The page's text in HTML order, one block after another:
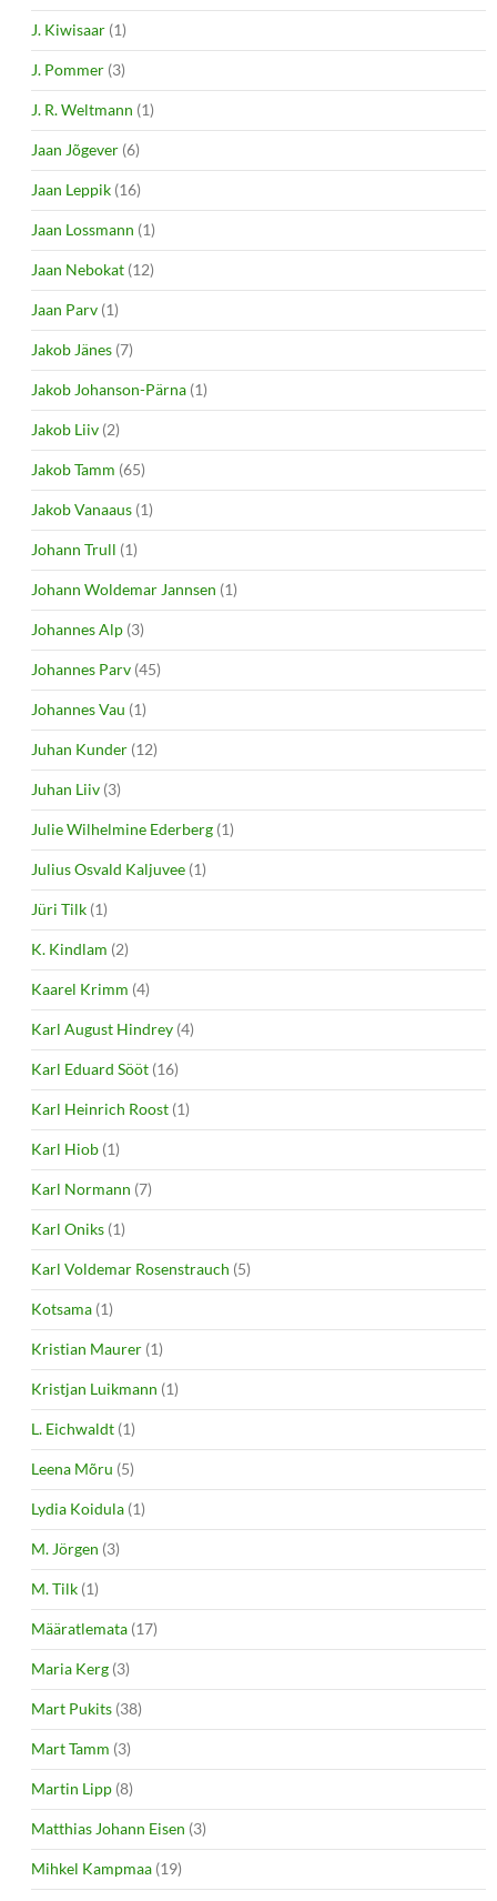
J. Kiwisaar (1)
J. Pommer (3)
J. R. Weltmann (1)
Jaan Jõgever (6)
Jaan Leppik (16)
Jaan Lossmann (1)
Jaan Nebokat (12)
Jaan Parv (1)
Jakob Jänes (7)
Jakob Johanson-Pärna (1)
Jakob Liiv (2)
Jakob Tamm (65)
Jakob Vanaaus (1)
Johann Trull (1)
Johann Woldemar Jannsen (1)
Johannes Alp (3)
Johannes Parv (45)
Johannes Vau (1)
Juhan Kunder (12)
Juhan Liiv (3)
Julie Wilhelmine Ederberg (1)
Julius Osvald Kaljuvee (1)
Jüri Tilk (1)
K. Kindlam (2)
Kaarel Krimm (4)
Karl August Hindrey (4)
Karl Eduard Sööt (16)
Karl Heinrich Roost (1)
Karl Hiob (1)
Karl Normann (7)
Karl Oniks (1)
Karl Voldemar Rosenstrauch (5)
Kotsama (1)
Kristian Maurer (1)
Kristjan Luikmann (1)
L. Eichwaldt (1)
Leena Mõru (5)
Lydia Koidula (1)
M. Jörgen (3)
M. Tilk (1)
Määratlemata (17)
Maria Kerg (3)
Mart Pukits (38)
Mart Tamm (3)
Martin Lipp (8)
Matthias Johann Eisen (3)
Mihkel Kampmaa (19)